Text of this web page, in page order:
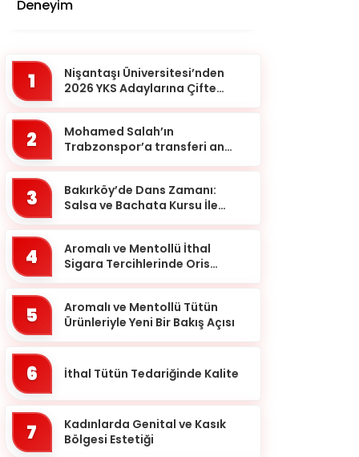
Deneyim
1
Nişantaşı Üniversitesi’nden
2026 YKS Adaylarına Çifte
2
Mohamed Salah’ın
Trabzonspor’a transferi an
3
Bakırköy’de Dans Zamanı:
Salsa ve Bachata Kursu İle
4
Aromalı ve Mentollü İthal
Sigara Tercihlerinde Oris
5
Aromalı ve Mentollü Tütün
Ürünleriyle Yeni Bir Bakış Açısı
6 İthal Tütün Tedariğinde Kalite
7
Kadınlarda Genital ve Kasık
Bölgesi Estetiği
Aksaray
Amasya
Ankara
Antalya
Ardahan
Artvin
Aydın
Balıkesir
Bartın
Batman
Bayburt
Bilecik
Bingöl
Bitlis
Bolu